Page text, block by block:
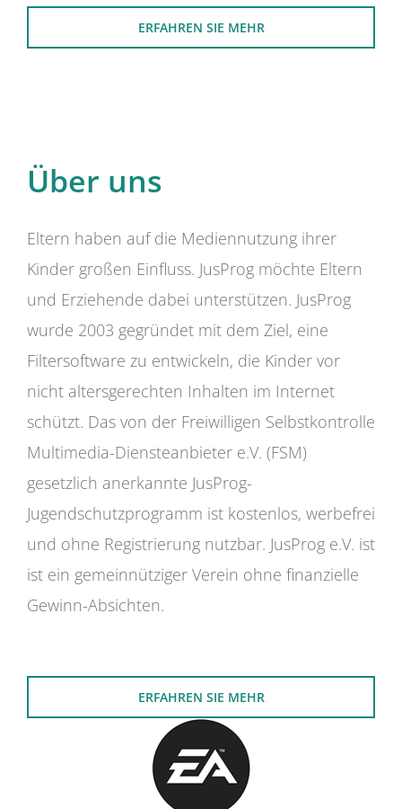
ERFAHREN SIE MEHR
Über uns
Eltern haben auf die Mediennutzung ihrer
Kinder großen Einfluss. JusProg möchte Eltern
und Erziehende dabei unterstützen. JusProg
wurde 2003 gegründet mit dem Ziel, eine
Filtersoftware zu entwickeln, die Kinder vor
nicht altersgerechten Inhalten im Internet
schützt. Das von der Freiwilligen Selbstkontrolle
Multimedia-Diensteanbieter e.V. (FSM)
gesetzlich anerkannte JusProg-
Jugendschutzprogramm ist kostenlos, werbefrei
und ohne Registrierung nutzbar. JusProg e.V. ist
ist ein gemeinnütziger Verein ohne finanzielle
Gewinn-Absichten.
ERFAHREN SIE MEHR